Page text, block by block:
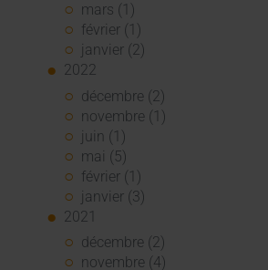
mars (1)
février (1)
janvier (2)
2022
décembre (2)
novembre (1)
juin (1)
mai (5)
février (1)
janvier (3)
2021
décembre (2)
novembre (4)